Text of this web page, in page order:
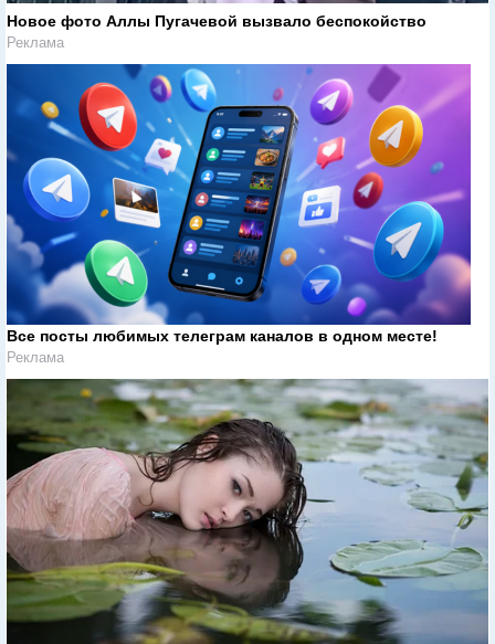
Новое фото Аллы Пугачевой вызвало беспокойство
Реклама
Все посты любимых телеграм каналов в одном месте!
Реклама